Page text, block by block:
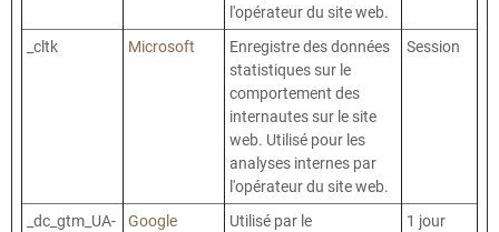
l'opérateur du site web.
_cltk Microsoft
Enregistre des données
statistiques sur le
comportement des
internautes sur le site
web. Utilisé pour les
analyses internes par
l'opérateur du site web.
Session
_dc_gtm_UA- Google
Utilisé par le
1 jour